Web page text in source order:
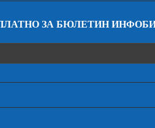
ЗА БЮЛЕТИН